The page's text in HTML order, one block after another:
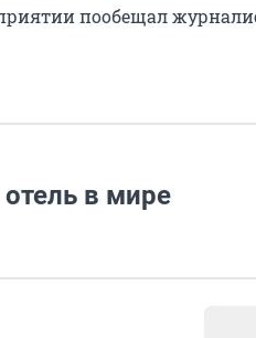
пообещал
в мире